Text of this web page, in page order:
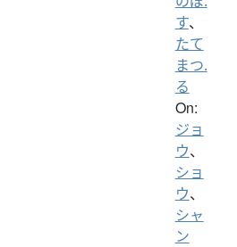
す、
たて
まつ.
る
On:
ジョ
ウ、
ショ
ウ、
シャ
ン